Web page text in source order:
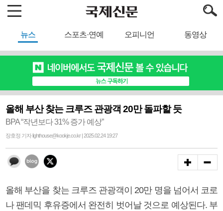
뉴스 스포츠·연예 오피니언 동영상
올해 부산 찾는 크루즈 관광객 20만 돌파할 듯
BPA “작년보다 31% 증가 예상”
장호정 기자 lighthouse@kookje.co.kr | 2025.02.24 19:27
올해 부산을 찾는 크루즈 관광객이 20만 명을 넘어서 코로
나 팬데믹 후유증에서 완전히 벗어날 것으로 예상된다. 부